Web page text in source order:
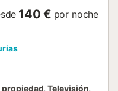
140 € por noche
Televisión,